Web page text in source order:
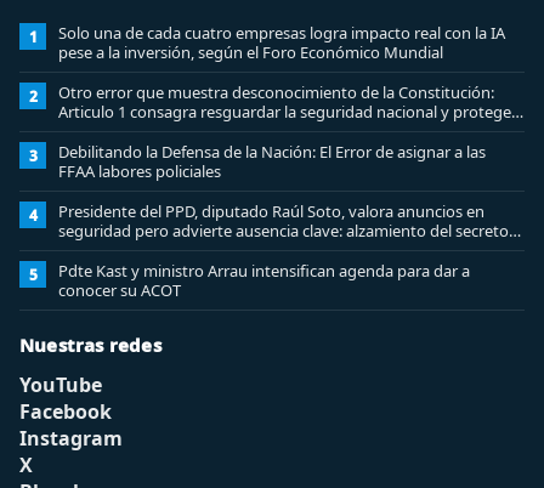
1
Solo una de cada cuatro empresas logra impacto real con la IA
pese a la inversión, según el Foro Económico Mundial
2
Otro error que muestra desconocimiento de la Constitución:
Articulo 1 consagra resguardar la seguridad nacional y proteger
a los ciudadanos
3
Debilitando la Defensa de la Nación: El Error de asignar a las
FFAA labores policiales
4
Presidente del PPD, diputado Raúl Soto, valora anuncios en
seguridad pero advierte ausencia clave: alzamiento del secreto
bancario
5
Pdte Kast y ministro Arrau intensifican agenda para dar a
conocer su ACOT
Nuestras redes
YouTube
Facebook
Instagram
X